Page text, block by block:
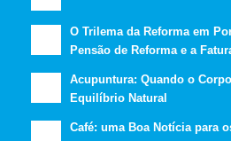
O Trilema da Reforma em
Pensão de Reforma e a
Acupuntura: Quando o
Equilíbrio Natural
Café: uma Boa Notícia para